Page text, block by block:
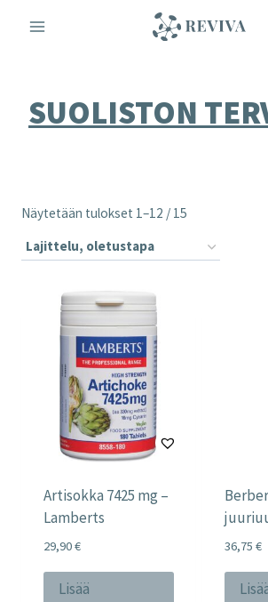
sisältöön
SUOLISTON
Näytetään tulokset 1–12 / 15
Artisokka 7425 mg –
Lamberts
29,90€
Lisää
36,75 €